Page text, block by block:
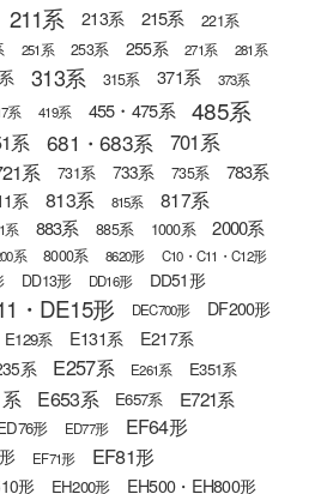
211系 213系 215系 221系
251系 253系 255系 271系
281系
313系 315系 371系 373系
系 419系 455・475系 485系
系 681・683系 701系
系 731系 733系 735系 783系
系 813系 815系 817系
系 883系 885系 1000系 2000系
系 8000系 8620形
C10・C11・C12形
DD13形 DD16形 DD51形
・DE15形 DEC700形 DF200形
E129系 E131系 E217系
系 E257系 E261系 E351系
E653系 E657系 E721系
形 ED77形 EF64形
EF71形
EF81形
形 EH200形 EH500・EH800形